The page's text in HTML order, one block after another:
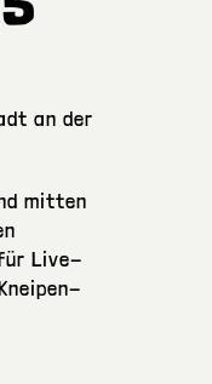
an der
mitten
Live-